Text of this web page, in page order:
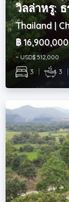
วิลล่าหรู:
Thailand |
฿ 16,900,000
~ USD$ 512,000
3 | 3 |